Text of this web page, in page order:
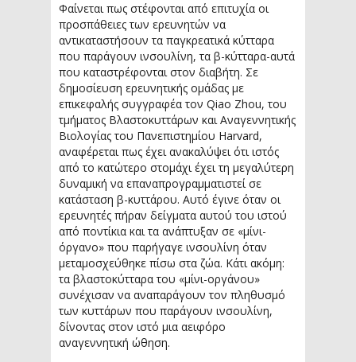
Φαίνεται πως στέφονται από επιτυχία οι
προσπάθειες των ερευνητών να
αντικαταστήσουν τα παγκρεατικά κύτταρα
που παράγουν ινσουλίνη, τα β-κύτταρα-αυτά
που καταστρέφονται στον διαβήτη. Σε
δημοσίευση ερευνητικής ομάδας με
επικεφαλής συγγραφέα τον Qiao Zhou, του
τμήματος Βλαστοκυττάρων και Αναγεννητικής
Βιολογίας του Πανεπιστημίου Harvard,
αναφέρεται πως έχει ανακαλύψει ότι ιστός
από το κατώτερο στομάχι έχει τη μεγαλύτερη
δυναμική να επαναπρογραμματιστεί σε
κατάσταση β-κυττάρου. Αυτό έγινε όταν οι
ερευνητές πήραν δείγματα αυτού του ιστού
από ποντίκια και τα ανάπτυξαν σε «μίνι-
όργανο» που παρήγαγε ινσουλίνη όταν
μεταμοσχεύθηκε πίσω στα ζώα. Κάτι ακόμη:
τα βλαστοκύτταρα του «μίνι-οργάνου»
συνέχισαν να αναπαράγουν τον πληθυσμό
των κυττάρων που παράγουν ινσουλίνη,
δίνοντας στον ιστό μια αειφόρο
αναγεννητική ώθηση.